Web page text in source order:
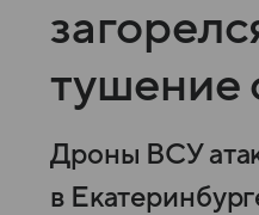
тушение
Дроны ВСУ
в